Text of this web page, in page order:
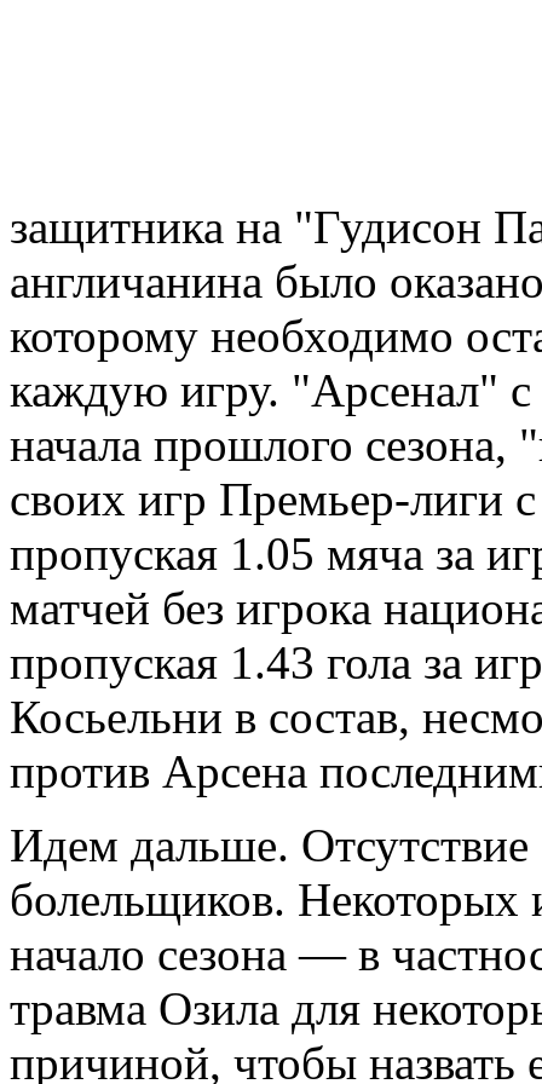
защитника на "Гудисон
англичанина было
которому необходимо
каждую игру. "Арсенал"
начала прошлого
своих игр Премьер-лиги
пропуская 1.05 мяча за
матчей без игрока
пропуская 1.43 гола за
Косьельни в состав,
против Арсена
Идем дальше. Отсутствие
болельщиков. Некоторых
начало сезона — в
травма Озила для
причиной, чтобы назвать